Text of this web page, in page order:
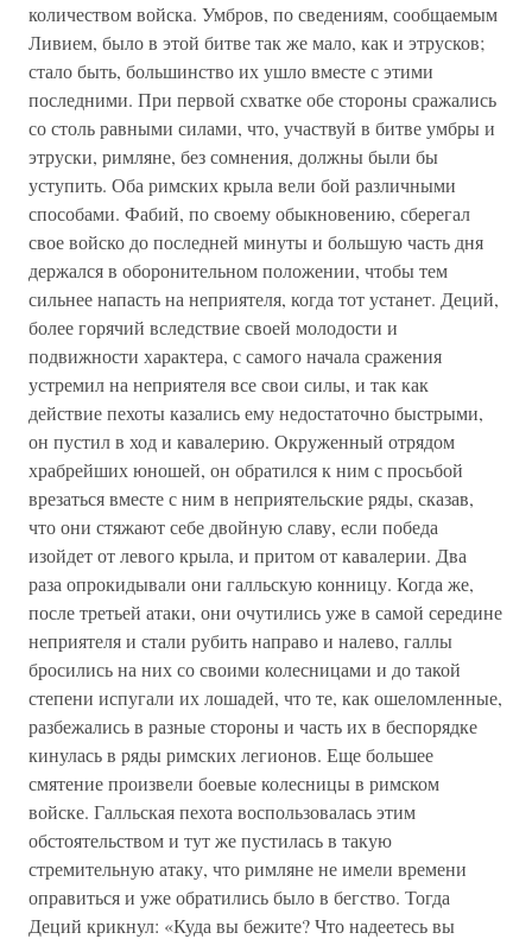
количеством войска. Умбров, по сведениям, сообщаемым
Ливием, было в этой битве так же мало, как и этрусков;
стало быть, большинство их ушло вместе с этими
последними. При первой схватке обе стороны сражались
со столь равными силами, что, участвуй в битве умбры и
этруски, римляне, без сомнения, должны были бы
уступить. Оба римских крыла вели бой различными
способами. Фабий, по своему обыкновению, сберегал
свое войско до последней минуты и большую часть дня
держался в оборонительном положении, чтобы тем
сильнее напасть на неприятеля, когда тот устанет. Деций,
более горячий вследствие своей молодости и
подвижности характера, с самого начала сражения
устремил на неприятеля все свои силы, и так как
действие пехоты казались ему недостаточно быстрыми,
он пустил в ход и кавалерию. Окруженный отрядом
храбрейших юношей, он обратился к ним с просьбой
врезаться вместе с ним в неприятельские ряды, сказав,
что они стяжают себе двойную славу, если победа
изойдет от левого крыла, и притом от кавалерии. Два
раза опрокидывали они галльскую конницу. Когда же,
после третьей атаки, они очутились уже в самой середине
неприятеля и стали рубить направо и налево, галлы
бросились на них со своими колесницами и до такой
степени испугали их лошадей, что те, как ошеломленные,
разбежались в разные стороны и часть их в беспорядке
кинулась в ряды римских легионов. Еще большее
смятение произвели боевые колесницы в римском
войске. Галльская пехота воспользовалась этим
обстоятельством и тут же пустилась в такую
стремительную атаку, что римляне не имели времени
оправиться и уже обратились было в бегство. Тогда
Деций крикнул: «Куда вы бежите? Что надеетесь вы